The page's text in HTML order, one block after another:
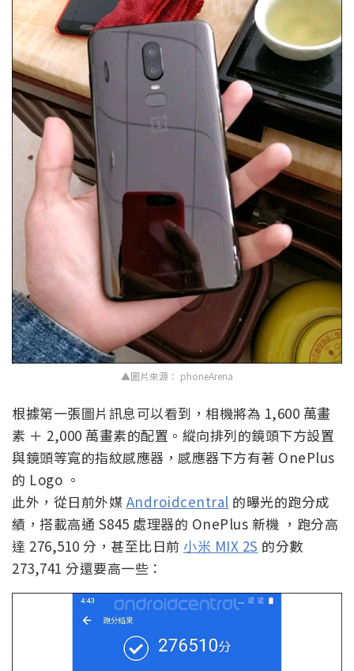
▲圖片來源： phoneArena
根據第一張圖片訊息可以看到，相機將為 1,600 萬畫
素 ＋ 2,000 萬畫素的配置。縱向排列的鏡頭下方設置
與鏡頭等寬的指紋感應器，感應器下方有著 OnePlus
的 Logo 。
此外，從日前外媒 Androidcentral 的曝光的跑分成
績，搭載高通 S845 處理器的 OnePlus 新機 ，跑分高
達 276,510 分，甚至比日前 小米 MIX 2S 的分數
273,741 分還要高一些：